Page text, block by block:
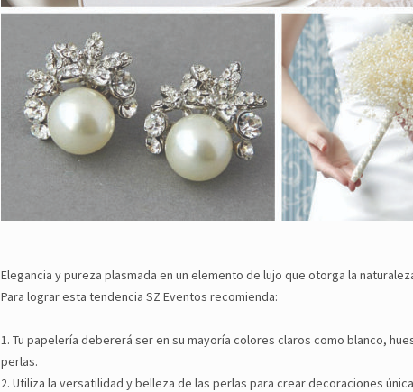
Elegancia y pureza plasmada en un elemento de lujo que otorga la
Para lograr esta tendencia SZ Eventos recomienda:
1. Tu papelería debererá ser en su mayoría colores claros como blanco,
perlas.
2. Utiliza la versatilidad y belleza de las perlas para crear decoraciones